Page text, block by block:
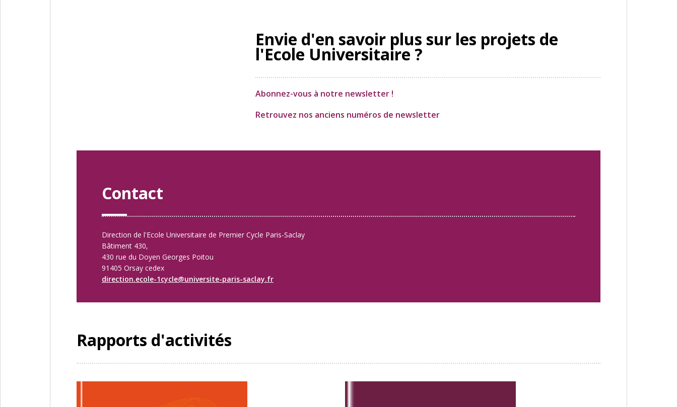
Envie d'en savoir plus sur les projets de
l'Ecole Universitaire ?
Abonnez-vous à notre newsletter !
Retrouvez nos anciens numéros de newsletter
Contact
Direction de l'Ecole Universitaire de Premier Cycle Paris-Saclay
Bâtiment 430,
430 rue du Doyen Georges Poitou
91405 Orsay cedex
direction.ecole-1cycle@universite-paris-saclay.fr
Rapports d'activités